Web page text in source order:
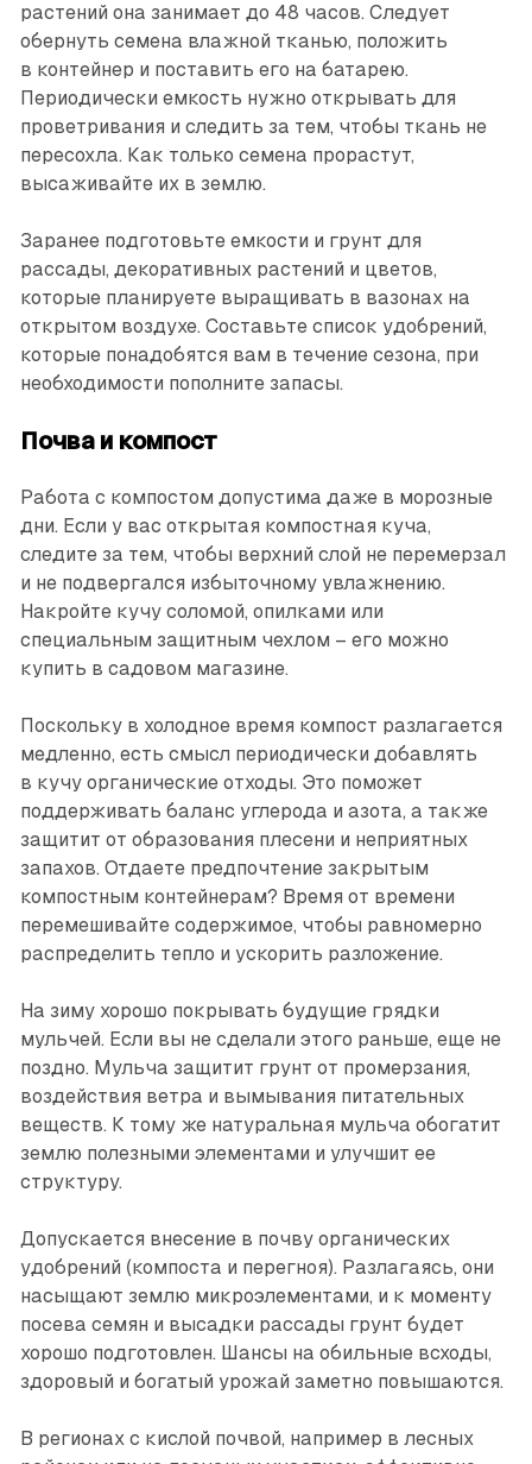
растений она занимает до 48 часов. Следует
обернуть семена влажной тканью, положить
в контейнер и поставить его на батарею.
Периодически емкость нужно открывать для
провет­ривания и следить за тем, чтобы ткань не
пересохла. Как только семена прорастут,
высаживайте их в землю.
Заранее подготовьте емкости и грунт для
рассады, декоративных растений и цветов,
которые планируете выращивать в вазонах на
открытом воздухе. Составьте список удобрений,
которые понадобятся вам в течение сезона, при
необходимости пополните запасы.
Почва и компост
Работа с компостом допустима даже в морозные
дни. Если у вас открытая компостная куча,
следите за тем, чтобы верхний слой не перемерзал
и не подвергался избыточному увлажнению.
Накройте кучу соломой, опилками или
специальным защитным чехлом – его можно
купить в садовом магазине.
Поскольку в холодное время компост разлагается
медленно, есть смысл периодически добавлять
в кучу органические отходы. Это поможет
поддерживать баланс углерода и азота, а также
защитит от образования плесени и неприятных
запахов. Отдаете предпочтение закрытым
компостным контейнерам? Время от времени
перемешивайте содержимое, чтобы равномерно
распределить тепло и ускорить разложение.
На зиму хорошо покрывать будущие грядки
мульчей. Если вы не сделали этого раньше, еще не
поздно. Мульча защитит грунт от промерзания,
воздействия ветра и вымывания питательных
веществ. К тому же натуральная мульча обогатит
землю полезными элементами и улучшит ее
структуру.
Допускается внесение в поч­ву органических
удобрений (компоста и перегноя). Разлагаясь, они
насыщают землю микроэлементами, и к моменту
посева семян и высадки рассады грунт будет
хорошо подготовлен. Шансы на обильные всходы,
здоровый и богатый урожай заметно повышаются.
В регионах с кислой почвой, например в лесных